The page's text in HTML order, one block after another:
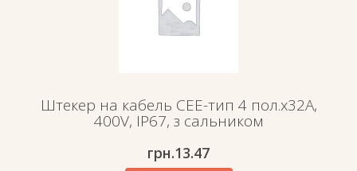
Штекер на кабель СЕЕ-тип 4 пол.х32А,
400V, IP67, з сальником
грн.13.47